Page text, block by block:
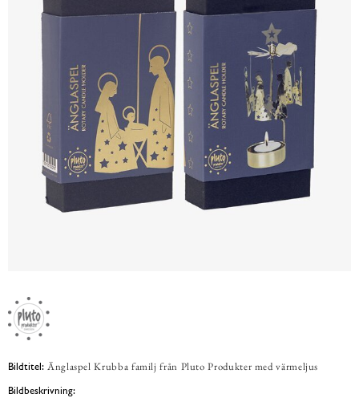
Bildtitel: Änglaspel Krubba familj från Pluto Produkter med värmeljus
Bildbeskrivning: